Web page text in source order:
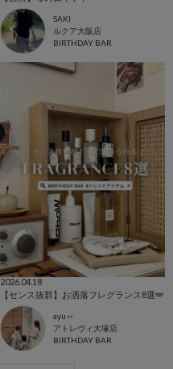
SAKI
ルクア大阪店
BIRTHDAY BAR
2026.04.18
【センス抜群】お洒落フレグランス8選🪽
ayu ⑅
アトレヴィ大塚店
BIRTHDAY BAR